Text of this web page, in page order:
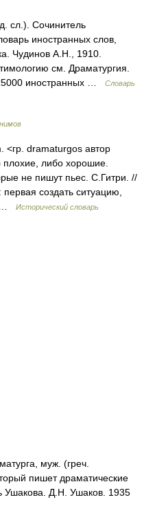
сл.). Сочинитель
иностранных слов,
Чудинов А.Н., 1910.
см. Драматургия.
иностранных …
Словарь
dramaturgos автор
либо хорошие.
не пишут пьес. С.Гитри. //
создать ситуацию,
…
Исторический словарь
муж. (греч.
пишет драматические
Ушакова. Д.Н. Ушаков. 1935